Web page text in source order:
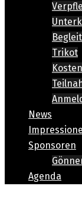
Trikot
News
Sponsoren
Agenda